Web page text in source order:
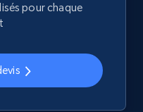
products by
Model number,
Manufacturer,
pour chaque